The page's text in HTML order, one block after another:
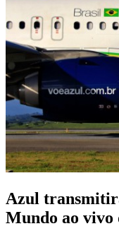
Azul
Mundo ao vivo